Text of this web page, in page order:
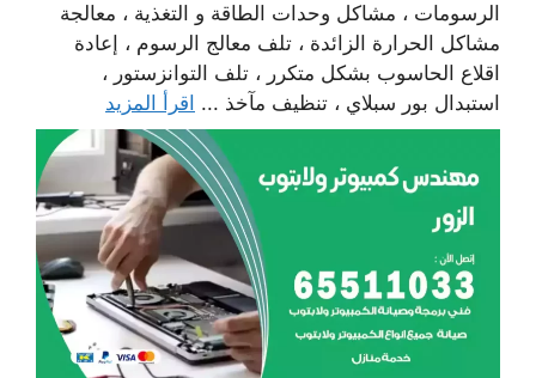
الرسومات ، مشاكل وحدات الطاقة و التغذية ، معالجة
مشاكل الحرارة الزائدة ، تلف معالج الرسوم ، إعادة
اقلاع الحاسوب بشكل متكرر ، تلف التوانزستور ،
استبدال بور سبلاي ، تنظيف مآخذ ... اقرأ المزيد